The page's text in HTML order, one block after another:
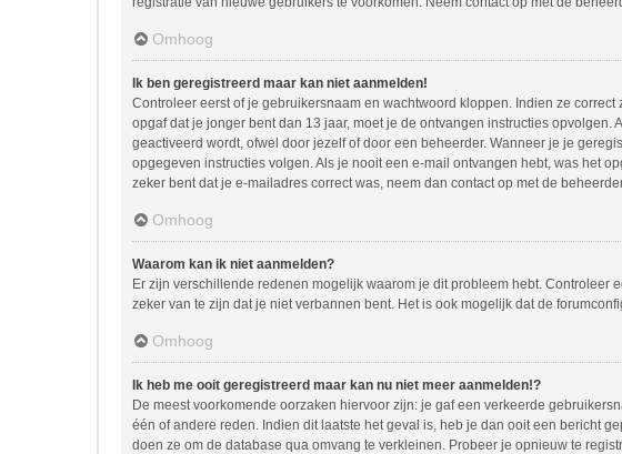
Omhoog
Ik ben geregistreerd maar kan niet aanmelden!
Controleer eerst of je gebruikersnaam en wachtwoord kloppen. Indien ze
opgaf dat je jonger bent dan 13 jaar, moet je de ontvangen instructies
geactiveerd wordt, ofwel door jezelf of door een beheerder. Wanneer je je
opgegeven instructies volgen. Als je nooit een e-mail ontvangen hebt, was het
zeker bent dat je e-mailadres correct was, neem dan contact op met de
Omhoog
Waarom kan ik niet aanmelden?
Er zijn verschillende redenen mogelijk waarom je dit probleem hebt.
zeker van te zijn dat je niet verbannen bent. Het is ook mogelijk dat de
Omhoog
Ik heb me ooit geregistreerd maar kan nu niet meer aanmelden!?
De meest voorkomende oorzaken hiervoor zijn: je gaf een verkeerde
één of andere reden. Indien dit laatste het geval is, heb je dan ooit een bericht
doen ze om de database qua omvang te verkleinen. Probeer je opnieuw te